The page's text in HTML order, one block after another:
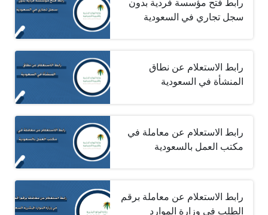
رابط فتح مؤسسة فردية بدون
سجل تجاري في السعودية
رابط الاستعلام عن نطاق
المنشأة في السعودية
رابط الاستعلام عن معاملة في
مكتب العمل بالسعودية
رابط الاستعلام عن معاملة برقم
الطلب في وزارة الموارد